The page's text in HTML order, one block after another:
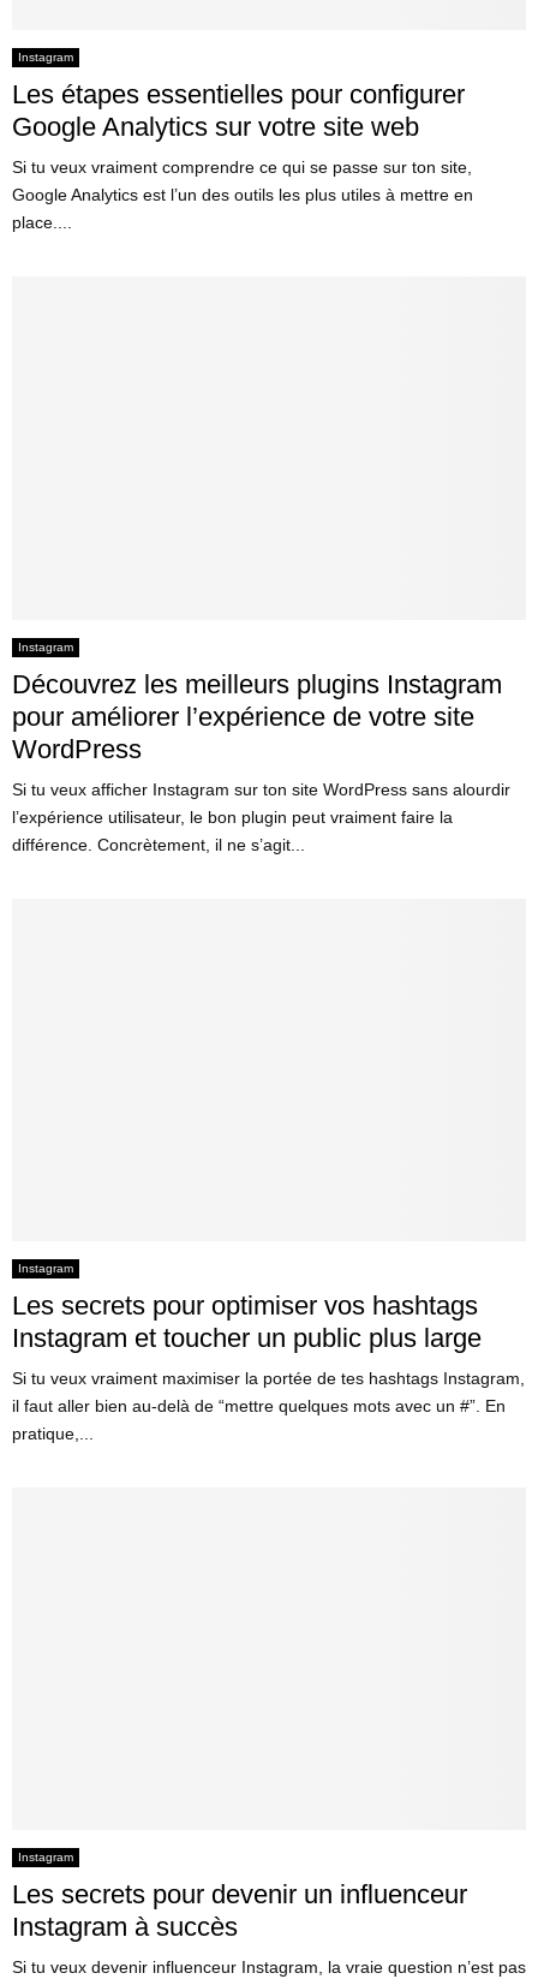
Instagram
Les étapes essentielles pour configurer
Google Analytics sur votre site web
Si tu veux vraiment comprendre ce qui se passe sur ton site,
Google Analytics est l’un des outils les plus utiles à mettre en
place....
Instagram
Découvrez les meilleurs plugins Instagram
pour améliorer l’expérience de votre site
WordPress
Si tu veux afficher Instagram sur ton site WordPress sans alourdir
l’expérience utilisateur, le bon plugin peut vraiment faire la
différence. Concrètement, il ne s’agit...
Instagram
Les secrets pour optimiser vos hashtags
Instagram et toucher un public plus large
Si tu veux vraiment maximiser la portée de tes hashtags Instagram,
il faut aller bien au-delà de “mettre quelques mots avec un #”. En
pratique,...
Instagram
Les secrets pour devenir un influenceur
Instagram à succès
Si tu veux devenir influenceur Instagram, la vraie question n’est pas